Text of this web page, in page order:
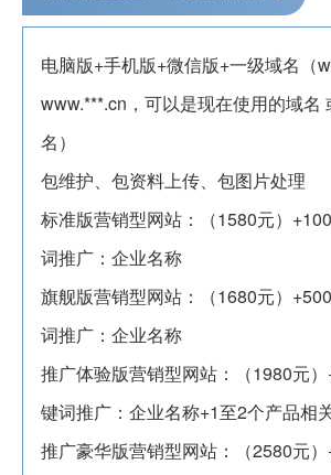
电脑版+手机版+微信版+一级域名（
www.***.cn，可以是现在使用的域名
名）
包维护、包资料上传、包图片处理
标准版营销型网站：（1580元）
词推广：企业名称
旗舰版营销型网站：（1680元）
词推广：企业名称
推广体验版营销型网站：（1980元
键词推广：企业名称+1至2个产品相
推广豪华版营销型网站：（2580元